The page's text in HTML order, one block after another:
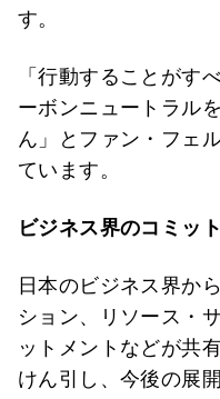
す。
「行動することがす
ーボンニュートラル
ん」とファン・フェ
ています。
ビジネス界のコミッ
日本のビジネス界か
ション、リソース・
ットメントなどが共
けん引し、今後の展